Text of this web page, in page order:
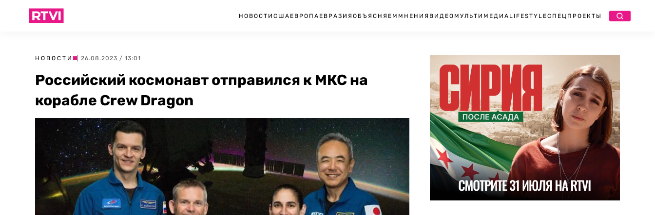
НОВОСТИ США ЕВРОПА ЕВРАЗИЯ ОБЪЯСНЯЕМ МНЕНИЯ ВИДЕО МУЛЬТИМЕДИА LIFESTYLEСПЕЦПРОЕКТЫ
НОВОСТИ | 26.08.2023 / 13:01
Российский космонавт отправился к МКС на
корабле Crew Dragon